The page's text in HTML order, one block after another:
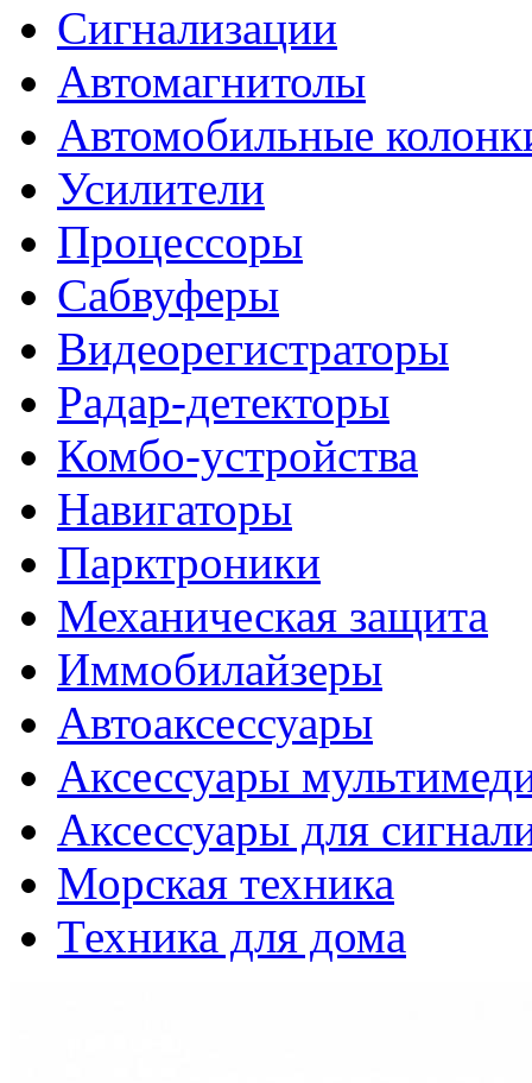
Сигнализации
Автомагнитолы
Автомобильные
Усилители
Процессоры
Сабвуферы
Видеорегистраторы
Радар-детекторы
Комбо-устройства
Навигаторы
Парктроники
Механическая защита
Иммобилайзеры
Автоаксессуары
Аксессуары
Аксессуары для
Морская техника
Техника для дома